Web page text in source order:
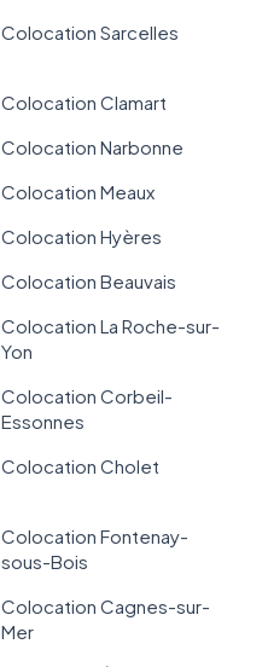
Colocation Sarcelles
Colocation Clamart
Colocation Narbonne
Colocation Meaux
Colocation Hyères
Colocation Beauvais
Colocation La Roche-sur-
Yon
Colocation Corbeil-
Essonnes
Colocation Cholet
Colocation Fontenay-
sous-Bois
Colocation Cagnes-sur-
Mer